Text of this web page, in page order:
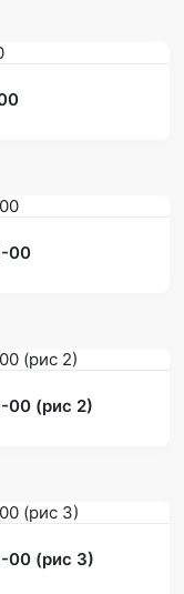
00
00 (рис 2)
00 (рис 3)